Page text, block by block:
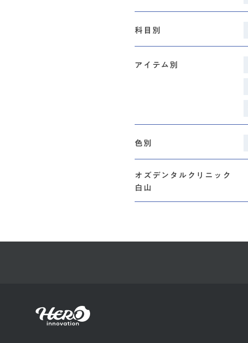
科目別
アイテム別
色別
オズデンタルクリニック
白山